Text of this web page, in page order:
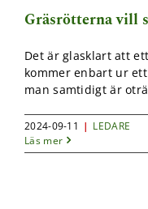
Gräsrötterna vill
Det är glasklart att
kommer enbart ur
man samtidigt är
2024-09-11 | LEDARE
Läs mer